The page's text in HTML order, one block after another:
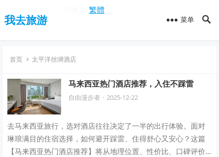
繁體
我去旅游 菜单
首页 太平洋丝绸酒店
马来西亚热门酒店推荐，入住不踩雷
自由漫步者 · 2025-12-22
去马来西亚旅行，选对酒店往往决定了一半的出行体验。面对
琳琅满目的住宿选择，如何避开踩雷、住得舒心又安心？这篇
【马来西亚热门酒店推荐】将从地理位置、性价比、口碑评价